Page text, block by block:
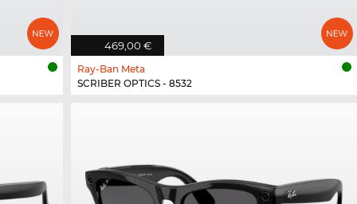
469,00 €
Ray-Ban Meta
SCRIBER OPTICS - 8532